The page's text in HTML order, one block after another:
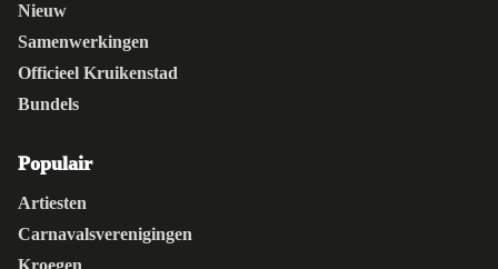
Nieuw
Samenwerkingen
Officieel Kruikenstad
Bundels
Populair
Artiesten
Carnavalsverenigingen